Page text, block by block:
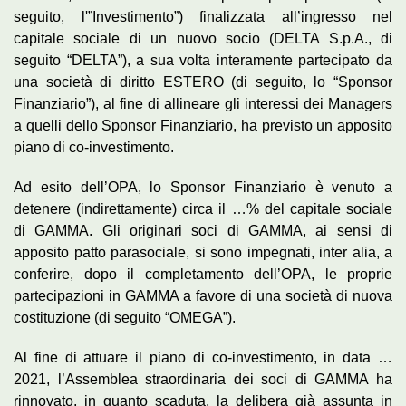
seguito, l'”Investimento”) finalizzata all’ingresso nel
capitale sociale di un nuovo socio (DELTA S.p.A., di
seguito “DELTA”), a sua volta interamente partecipato da
una società di diritto ESTERO (di seguito, lo “Sponsor
Finanziario”), al fine di allineare gli interessi dei Managers
a quelli dello Sponsor Finanziario, ha previsto un apposito
piano di co-investimento.
Ad esito dell’OPA, lo Sponsor Finanziario è venuto a
detenere (indirettamente) circa il …% del capitale sociale
di GAMMA. Gli originari soci di GAMMA, ai sensi di
apposito patto parasociale, si sono impegnati, inter alia, a
conferire, dopo il completamento dell’OPA, le proprie
partecipazioni in GAMMA a favore di una società di nuova
costituzione (di seguito “OMEGA”).
Al fine di attuare il piano di co-investimento, in data …
2021, l’Assemblea straordinaria dei soci di GAMMA ha
rinnovato, in quanto scaduta, la delibera già assunta in